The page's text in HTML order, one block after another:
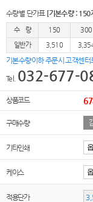
수량별 단가표 [기본수량 : 150
수 량 150 300
일반가
3,510
기본수량이하 주문시 고객센
Tel. 032-677-
상품코드
구매수량
기타인쇄
케이스
적용단가